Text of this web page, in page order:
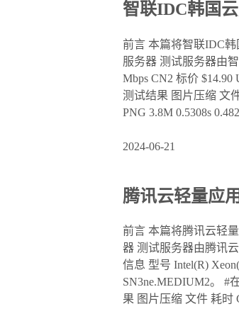
智联IDC韩国
前言 本篇将智联IDC
服务器 测试服务器由
Mbps CN2 标价 $14.90
测试结果 图片压缩 文
PNG 3.8M 0.5308s
2024-06-21
腾讯云轻量应
前言 本篇将腾讯云轻
器 测试服务器由腾讯
信息 型号 Intel(R)
SN3ne.MEDIUM2。 #
果 图片压缩 文件 耗时